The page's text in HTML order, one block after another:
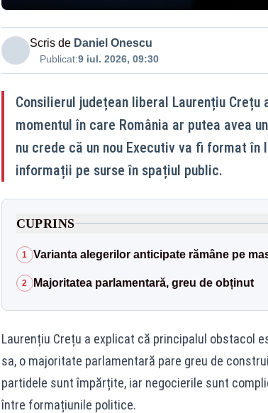
Scris de Daniel Onescu
Publicat:9 iul. 2026, 09:30
Consilierul județean liberal Laurențiu Crețu
momentul în care România ar putea avea
nu crede că un nou Executiv va fi format în
informații pe surse în spațiul public.
CUPRINS
1 Varianta alegerilor anticipate rămâne pe
2 Majoritatea parlamentară, greu de obținut
Laurențiu Crețu a explicat că principalul obstacol
sa, o majoritate parlamentară pare greu de
partidele sunt împărțite, iar negocierile sunt
între formațiunile politice.